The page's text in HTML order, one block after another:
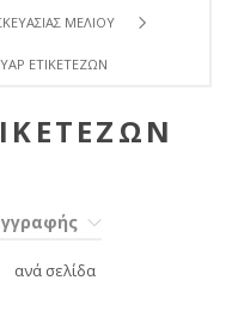
ΜΕΛΙΟΎ
ΕΤΙΚΕΤΈΖΩΝ
ανά σελίδα